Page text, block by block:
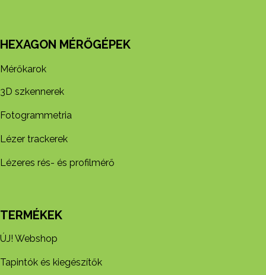
HEXAGON MÉRŐGÉPEK
Mérőkarok
3D szkennerek
Fotogrammetria
Lézer trackerek
Lézeres rés- és profilmérő
TERMÉKEK
ÚJ! Webshop
Tapintók és kiegészítők